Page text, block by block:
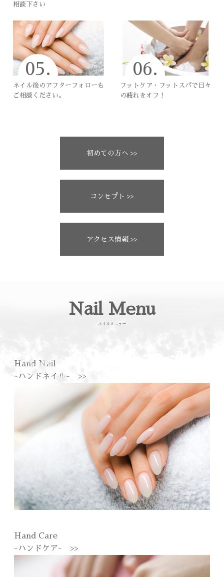
相談下さい
05.
ネイル後のアフターフォローも
ご相談ください。
06.
フットケア・フットスパで日々
の疲れをオフ！
初めての方へ >>
コンセプト >>
アクセス情報 >>
Nail Menu
ネイルメニュー
Hand Nail
-ハンドネイル- >>
Hand Care
-ハンドケア- >>